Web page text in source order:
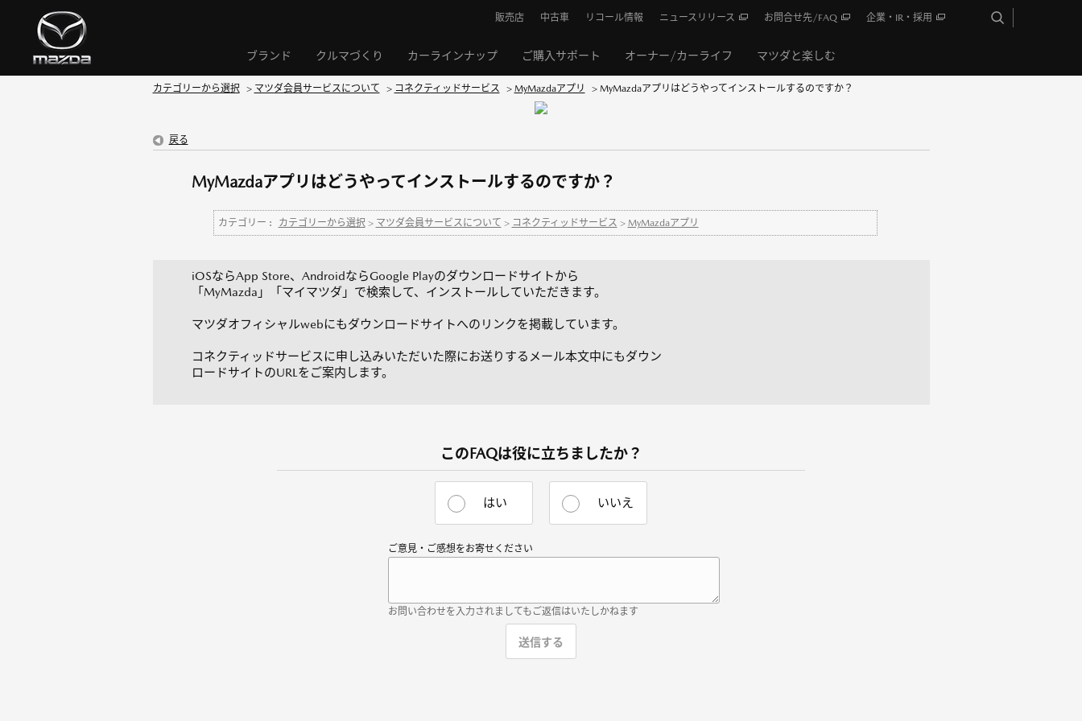
ブランド クルマづくり カーラインナップ ご購入サポート オーナー/カーライフ マツダと楽しむ
販売店 中古車 リコール情報 ニュースリリース お問合せ先/FAQ 企業・IR・採用
カテゴリーから選択 > マツダ会員サービスについて > コネクティッドサービス > MyMazdaアプリ > MyMazdaアプリはどうやってインストールするのですか？
戻る
MyMazdaアプリはどうやってインストールするのですか？
カテゴリー : カテゴリーから選択 > マツダ会員サービスについて > コネクティッドサービス > MyMazdaアプリ
iOSならApp Store、AndroidならGoogle Playのダウンロードサイトから
「MyMazda」「マイマツダ」で検索して、インストールしていただきます。
マツダオフィシャルwebにもダウンロードサイトへのリンクを掲載しています。
コネクティッドサービスに申し込みいただいた際にお送りするメール本文中にもダウン
ロードサイトのURLをご案内します。
このFAQは役に立ちましたか？
はい いいえ
ご意見・ご感想をお寄せください
お問い合わせを入力されましてもご返信はいたしかねます